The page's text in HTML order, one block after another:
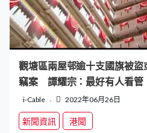
觀塘區兩屋邨逾十支國旗被
竊案 譚耀宗：最好有人看管
i-Cable 2022年06月26日
新聞資訊 港聞